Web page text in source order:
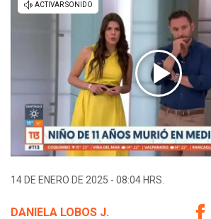
14 DE ENERO DE 2025 - 08:04 HRS.
DANIELA LOBOS J.